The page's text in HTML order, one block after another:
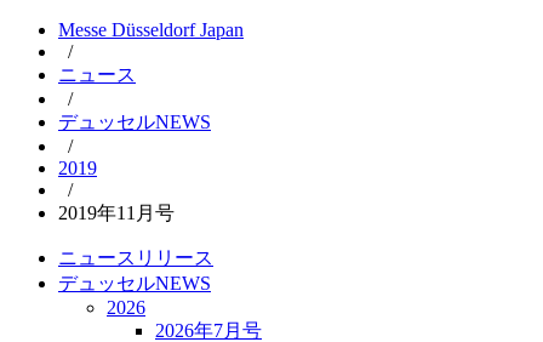
Messe Düsseldorf Japan
/
ニュース
/
デュッセルNEWS
/
2019
/
2019年11月号
ニュースリリース
デュッセルNEWS
2026
2026年7月号